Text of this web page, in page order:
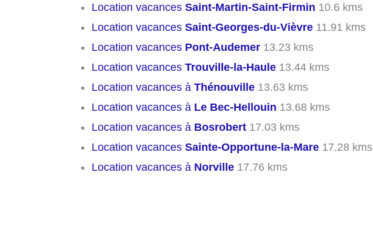
Location vacances Saint-Martin-Saint-Firmin 10.6 kms
Location vacances Saint-Georges-du-Vièvre 11.91 kms
Location vacances Pont-Audemer 13.23 kms
Location vacances Trouville-la-Haule 13.44 kms
Location vacances à Thénouville 13.63 kms
Location vacances à Le Bec-Hellouin 13.68 kms
Location vacances à Bosrobert 17.03 kms
Location vacances Sainte-Opportune-la-Mare 17.28 kms
Location vacances à Norville 17.76 kms